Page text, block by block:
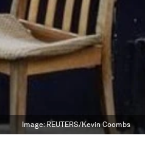
Image:REUTERS/Kevin Coombs